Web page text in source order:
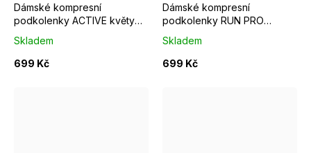
Dámské kompresní
podkolenky ACTIVE květy
Skladem
699 Kč
Dámské kompresní
podkolenky RUN PRO
Skladem
699 Kč